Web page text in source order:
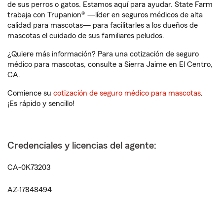
de sus perros o gatos. Estamos aquí para ayudar. State Farm
trabaja con Trupanion® —líder en seguros médicos de alta
calidad para mascotas— para facilitarles a los dueños de
mascotas el cuidado de sus familiares peludos.
¿Quiere más información? Para una cotización de seguro
médico para mascotas, consulte a Sierra Jaime en El Centro,
CA.
Comience su cotización de seguro médico para mascotas.
¡Es rápido y sencillo!
Credenciales y licencias del agente:
CA-0K73203
AZ-17848494